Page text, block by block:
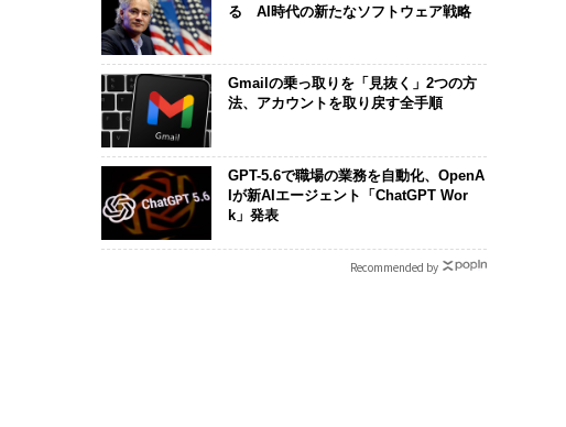
る AI時代の新たなソフトウェア戦略
Gmailの乗っ取りを「見抜く」2つの方
法、アカウントを取り戻す全手順
GPT-5.6で職場の業務を自動化、OpenA
Iが新AIエージェント「ChatGPT Wor
k」発表
Recommended by